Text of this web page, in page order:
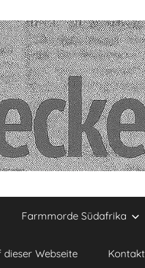
Farmmorde Südafrika
Webseite Kontakt